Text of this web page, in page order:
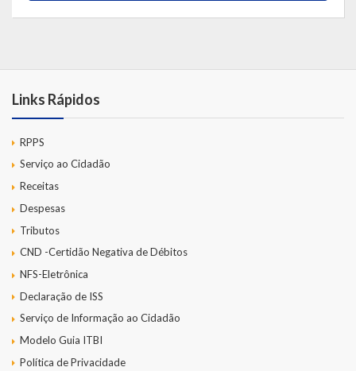
Links Rápidos
RPPS
Serviço ao Cidadão
Receitas
Despesas
Tributos
CND -Certidão Negativa de Débitos
NFS-Eletrônica
Declaração de ISS
Serviço de Informação ao Cidadão
Modelo Guia ITBI
Política de Privacidade